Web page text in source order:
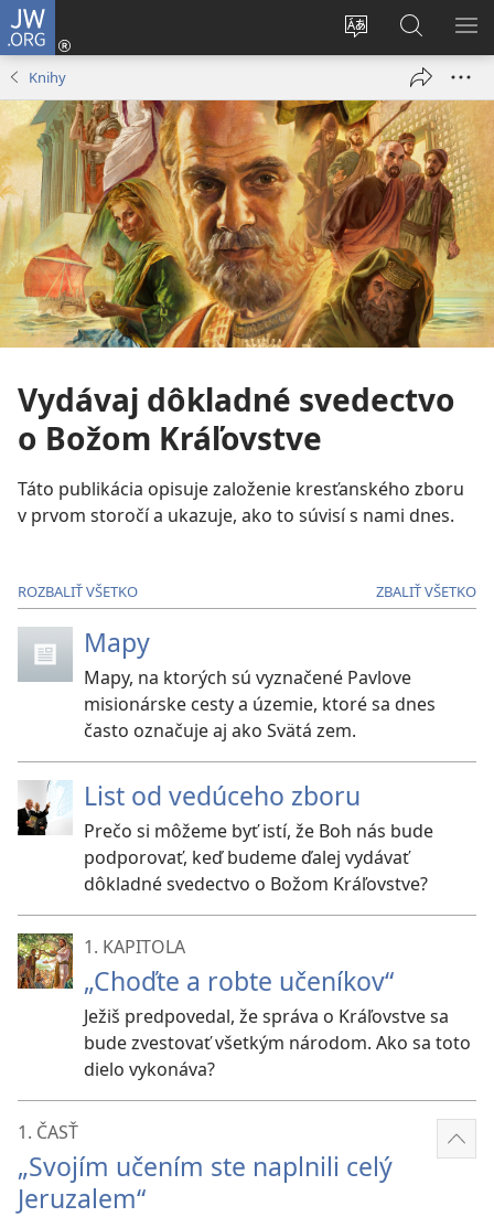
JW.ORG
Zmeniť
stránky
Prihlásiť
sa
okno)
na
JW.ORG
Knihy
Vydávaj dôkladné svedectvo
o Božom Kráľovstve
Táto publikácia opisuje založenie kresťanského zboru
v prvom storočí a ukazuje, ako to súvisí s nami dnes.
ROZBALIŤ VŠETKO ZBALIŤ VŠETKO
Mapy
Mapy, na ktorých sú vyznačené Pavlove
misionárske cesty a územie, ktoré sa dnes
často označuje aj ako Svätá zem.
List od vedúceho zboru
Prečo si môžeme byť istí, že Boh nás bude
podporovať, keď budeme ďalej vydávať
dôkladné svedectvo o Božom Kráľovstve?
1. KAPITOLA
„Choďte a robte učeníkov“
Ježiš predpovedal, že správa o Kráľovstve sa
bude zvestovať všetkým národom. Ako sa toto
dielo vykonáva?
1. ČASŤ
„Svojím učením ste naplnili celý
Jeruzalem“